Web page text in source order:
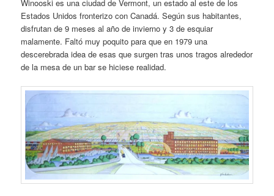
Winooski es una ciudad de Vermont, un estado al este de los
Estados Unidos fronterizo con Canadá. Según sus habitantes,
disfrutan de 9 meses al año de invierno y 3 de esquiar
malamente. Faltó muy poquito para que en 1979 una
descerebrada idea de esas que surgen tras unos tragos alrededor
de la mesa de un bar se hiciese realidad.